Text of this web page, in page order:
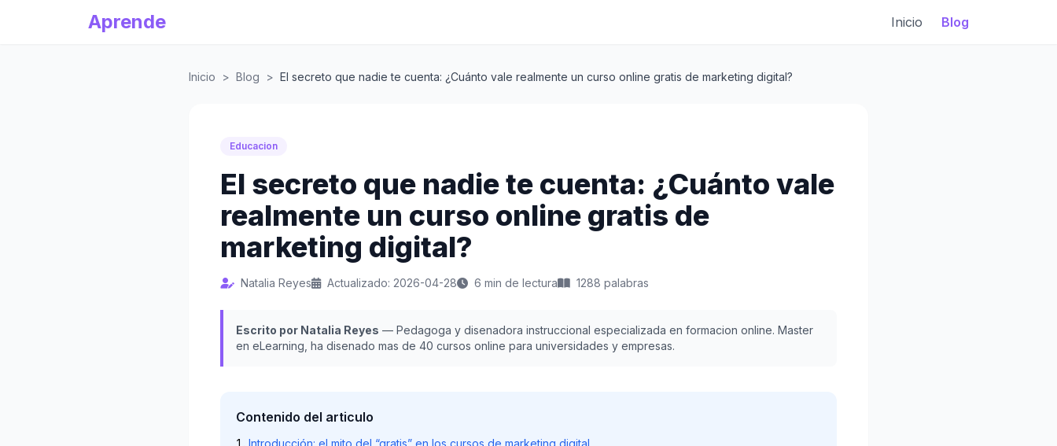
Aprende Inicio Blog
Inicio > Blog > El secreto que nadie te cuenta: ¿Cuánto vale realmente un curso online gratis de marketing digital?
Educacion
El secreto que nadie te cuenta: ¿Cuánto vale
realmente un curso online gratis de
marketing digital?
Natalia Reyes Actualizado: 2026-04-28 6 min de lectura 1288 palabras
Escrito por Natalia Reyes — Pedagoga y disenadora instruccional especializada en formacion online. Master
en eLearning, ha disenado mas de 40 cursos online para universidades y empresas.
Contenido del articulo
Introducción: el mito del “gratis” en los cursos de marketing digital